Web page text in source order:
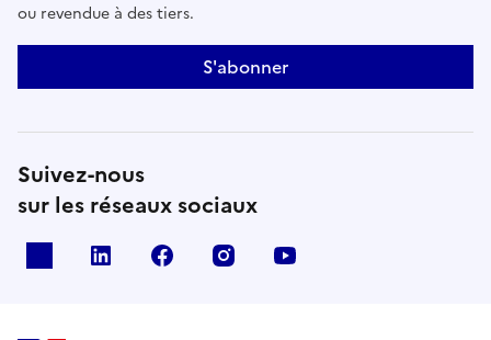
ou revendue à des tiers.
S'abonner
Suivez-nous
sur les réseaux sociaux
linkedin facebook instagram